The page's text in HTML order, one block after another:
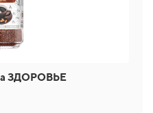
ЗДОРОВЬЕ